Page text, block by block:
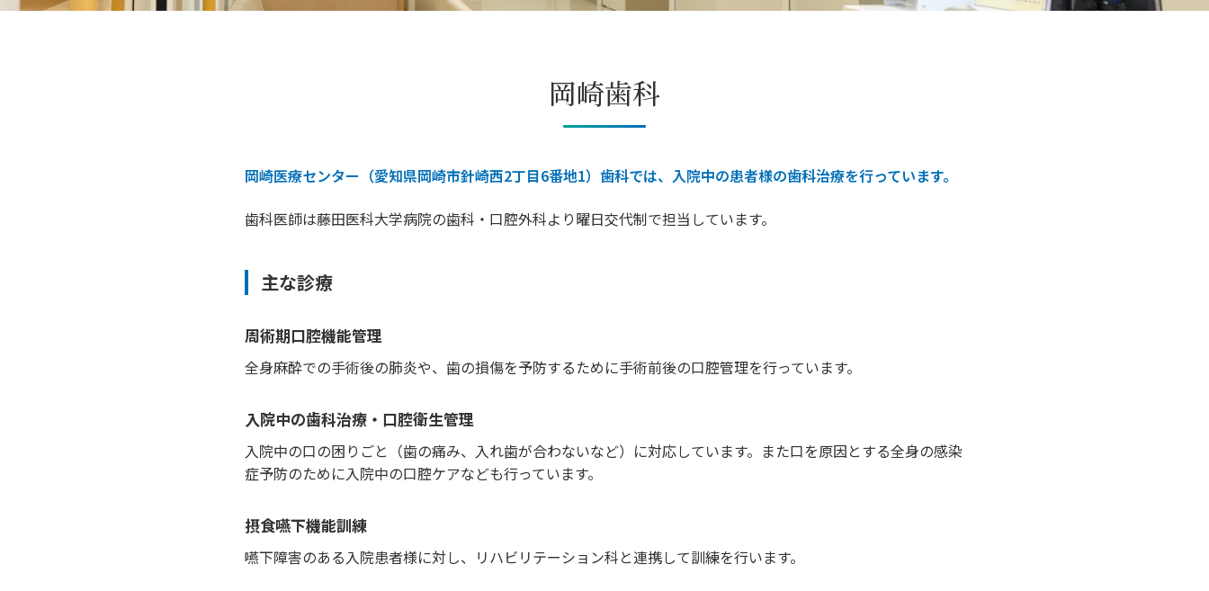
岡崎歯科
岡崎医療センター（愛知県岡崎市針崎西2丁目6番地1）歯科では、入院中の患者様の歯科治療を行っています。
歯科医師は藤田医科大学病院の歯科・口腔外科より曜日交代制で担当しています。
主な診療
周術期口腔機能管理
全身麻酔での手術後の肺炎や、歯の損傷を予防するために手術前後の口腔管理を行っています。
入院中の歯科治療・口腔衛生管理
入院中の口の困りごと（歯の痛み、入れ歯が合わないなど）に対応しています。また口を原因とする全身の感染
症予防のために入院中の口腔ケアなども行っています。
摂食嚥下機能訓練
嚥下障害のある入院患者様に対し、リハビリテーション科と連携して訓練を行います。